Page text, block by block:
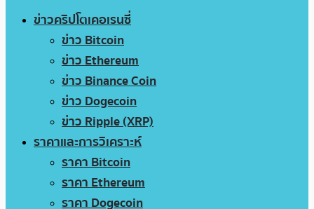
ข่าวคริปโตเคอเรนซี่
ข่าว Bitcoin
ข่าว Ethereum
ข่าว Binance Coin
ข่าว Dogecoin
ข่าว Ripple (XRP)
ราคาและการวิเคราะห์
ราคา Bitcoin
ราคา Ethereum
ราคา Dogecoin